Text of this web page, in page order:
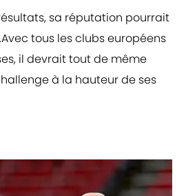
sa réputation pourrait
tous les clubs européens
il devrait tout de même
à la hauteur de ses